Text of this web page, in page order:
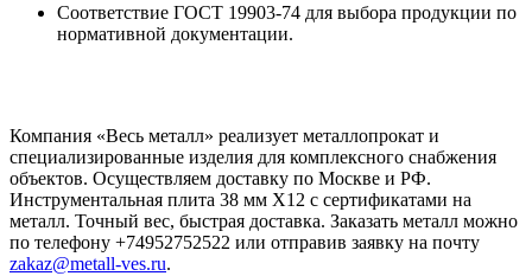
Соответствие ГОСТ 19903-74 для выбора продукции по
нормативной документации.
Компания «Весь металл» реализует металлопрокат и
специализированные изделия для комплексного снабжения
объектов. Осуществляем доставку по Москве и РФ.
Инструментальная плита 38 мм Х12 с сертификатами на
металл. Точный вес, быстрая доставка. Заказать металл можно
по телефону +74952752522 или отправив заявку на почту
zakaz@metall-ves.ru.